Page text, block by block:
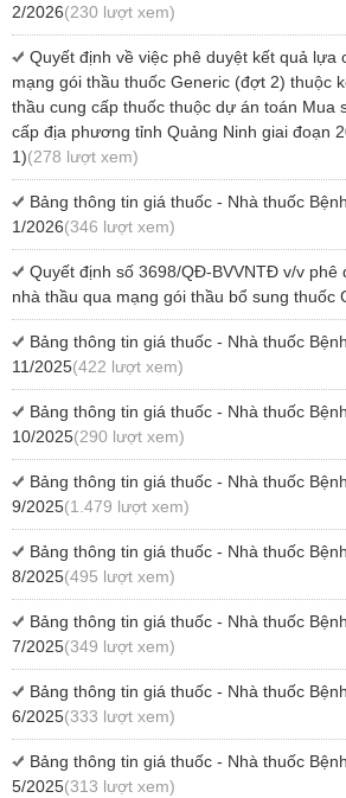
2/2026(230 lượt xem)
Quyết định về việc phê duyệt kết quả lựa
mạng gói thầu thuốc Generic (đợt 2) thuộc
thầu cung cấp thuốc thuộc dự án toán Mua
cấp địa phương tỉnh Quảng Ninh giai đoạn
1)(278 lượt xem)
Bảng thông tin giá thuốc - Nhà thuốc
1/2026(346 lượt xem)
Quyết định số 3698/QĐ-BVVNTĐ v/v phê
nhà thầu qua mạng gói thầu bổ sung thuốc
Bảng thông tin giá thuốc - Nhà thuốc
11/2025(422 lượt xem)
Bảng thông tin giá thuốc - Nhà thuốc
10/2025(290 lượt xem)
Bảng thông tin giá thuốc - Nhà thuốc
9/2025(1.479 lượt xem)
Bảng thông tin giá thuốc - Nhà thuốc
8/2025(495 lượt xem)
Bảng thông tin giá thuốc - Nhà thuốc
7/2025(349 lượt xem)
Bảng thông tin giá thuốc - Nhà thuốc
6/2025(333 lượt xem)
Bảng thông tin giá thuốc - Nhà thuốc
5/2025(313 lượt xem)